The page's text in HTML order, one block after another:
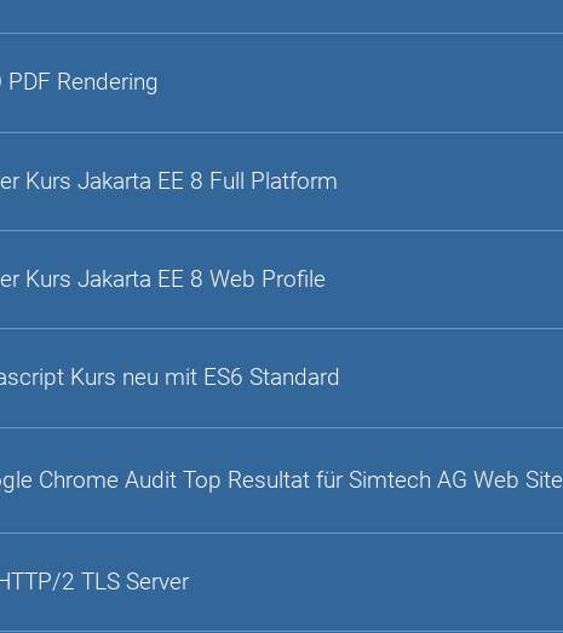
PDF Rendering
Kurs Jakarta EE 8 Full Platform
Kurs Jakarta EE 8 Web Profile
Kurs neu mit ES6 Standard
Chrome Audit Top Resultat für Simtech AG Web Site
2 TLS Server